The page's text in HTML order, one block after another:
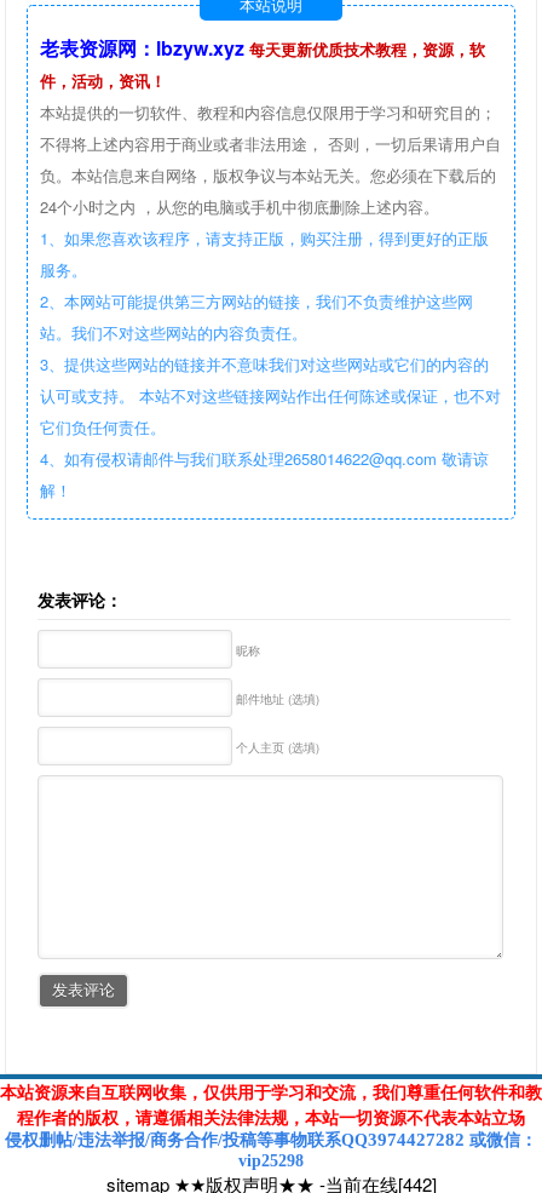
老表资源网：lbzyw.xyz 每天更新优质技术教程，资源，软
件，活动，资讯！
本站提供的一切软件、教程和内容信息仅限用于学习和研究目的；
不得将上述内容用于商业或者非法用途， 否则，一切后果请用户自
负。本站信息来自网络，版权争议与本站无关。您必须在下载后的
24个小时之内 ，从您的电脑或手机中彻底删除上述内容。
1、如果您喜欢该程序，请支持正版，购买注册，得到更好的正版
服务。
2、本网站可能提供第三方网站的链接，我们不负责维护这些网
站。我们不对这些网站的内容负责任。
3、提供这些网站的链接并不意味我们对这些网站或它们的内容的
认可或支持。 本站不对这些链接网站作出任何陈述或保证，也不对
它们负任何责任。
4、如有侵权请邮件与我们联系处理2658014622@qq.com 敬请谅
解！
发表评论：
昵称
邮件地址 (选填)
个人主页 (选填)
本站资源来自互联网收集，仅供用于学习和交流，我们尊重任何软件和教
程作者的版权，请遵循相关法律法规，本站一切资源不代表本站立场
侵权删帖/违法举报/商务合作/投稿等事物联系QQ3974427282 或微信 ：
vip25298
sitemap ★★版权声明★★ -当前在线[442]